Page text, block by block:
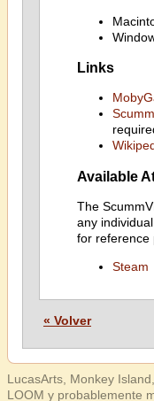
Links
Available
The
any
for reference
Steam
« Volver
LucasArts, Monkey
LOOM y probablemente